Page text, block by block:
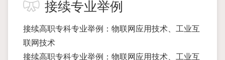
接续专业举例
接续高职专科专业举例：物联网应用技术、工业互
联网技术
接续高职专科专业举例：物联网应用技术、工业互